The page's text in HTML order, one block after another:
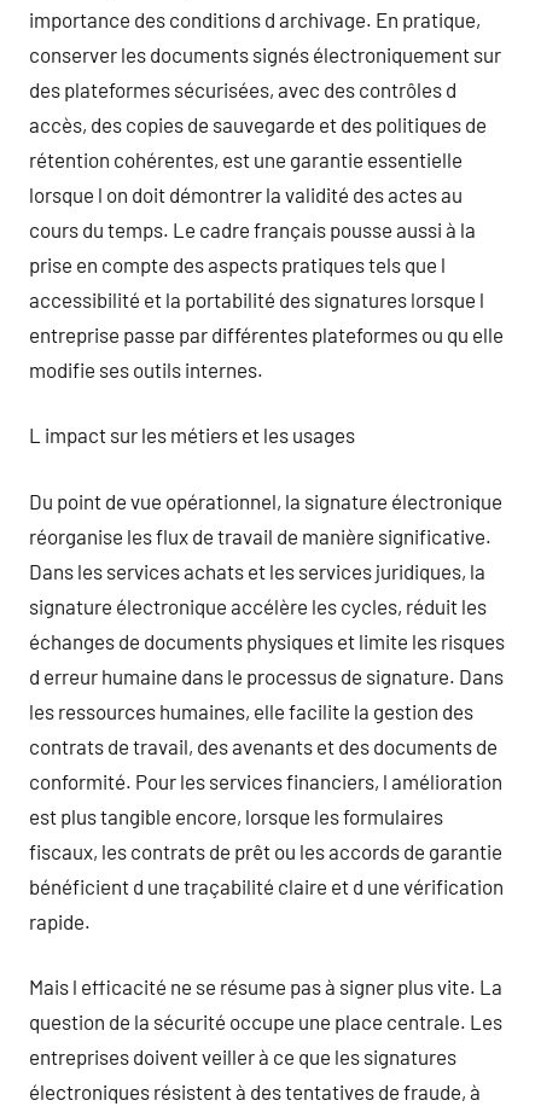
importance des conditions d archivage. En pratique,
conserver les documents signés électroniquement sur
des plateformes sécurisées, avec des contrôles d
accès, des copies de sauvegarde et des politiques de
rétention cohérentes, est une garantie essentielle
lorsque l on doit démontrer la validité des actes au
cours du temps. Le cadre français pousse aussi à la
prise en compte des aspects pratiques tels que l
accessibilité et la portabilité des signatures lorsque l
entreprise passe par différentes plateformes ou qu elle
modifie ses outils internes.
L impact sur les métiers et les usages
Du point de vue opérationnel, la signature électronique
réorganise les flux de travail de manière significative.
Dans les services achats et les services juridiques, la
signature électronique accélère les cycles, réduit les
échanges de documents physiques et limite les risques
d erreur humaine dans le processus de signature. Dans
les ressources humaines, elle facilite la gestion des
contrats de travail, des avenants et des documents de
conformité. Pour les services financiers, l amélioration
est plus tangible encore, lorsque les formulaires
fiscaux, les contrats de prêt ou les accords de garantie
bénéficient d une traçabilité claire et d une vérification
rapide.
Mais l efficacité ne se résume pas à signer plus vite. La
question de la sécurité occupe une place centrale. Les
entreprises doivent veiller à ce que les signatures
électroniques résistent à des tentatives de fraude, à